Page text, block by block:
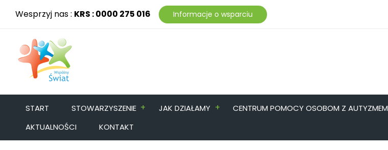
Wesprzyj nas : KRS : 0000 275 016 Informacje o wsparciu
START STOWARZYSZENIE + JAK DZIAŁAMY + CENTRUM POMOCY OSOBOM Z AUTYZMEM
AKTUALNOŚCI
KONTAKT